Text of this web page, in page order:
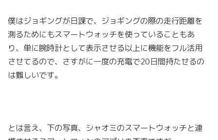
僕はジョギングが日課で、ジョギングの際の走行距離を
測るためにもスマートウォッチを使っていることもあ
り、単に腕時計として表示させる以上に機能をフル活用
させてるので、さすがに一度の充電で20日間持たせるの
は難しいです。
とは言え、下の写真、シャオミのスマートウォッチと連